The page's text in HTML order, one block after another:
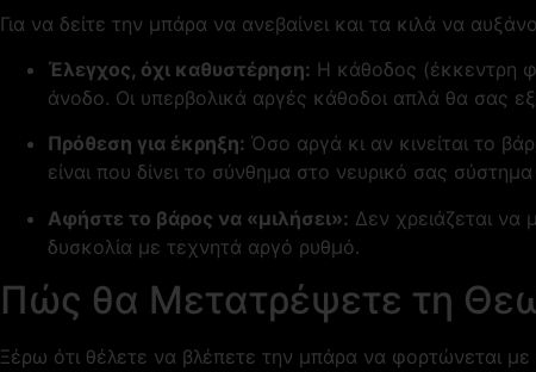
Για να δείτε την μπάρα να ανεβαίνει και τα κιλά να
Έλεγχος, όχι καθυστέρηση: Η κάθοδος (έκκεντρη
άνοδο. Οι υπερβολικά αργές κάθοδοι απλά θα σας
Πρόθεση για έκρηξη: Όσο αργά κι αν κινείται το
είναι που δίνει το σύνθημα στο νευρικό σας
Αφήστε το βάρος να «μιλήσει»: Δεν χρειάζεται να
δυσκολία με τεχνητά αργό ρυθμό.
Πώς θα Μετατρέψετε τη
Ξέρω ότι θέλετε να βλέπετε την μπάρα να φορτώνεται με